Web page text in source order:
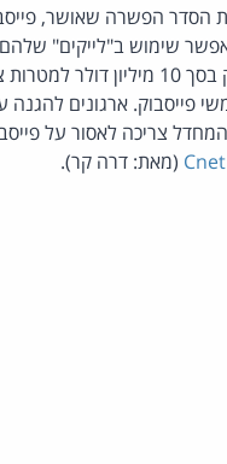
שימוש ב"לייקים"
פייסבוק בסך 10
פייסבוק. ארגונים
צריכה לאסור על
(מאת: דרה קר).